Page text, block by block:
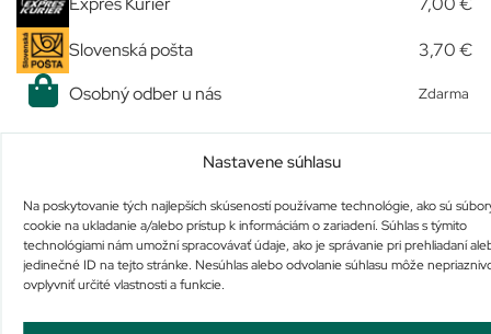
Nastavene súhlasu
Na poskytovanie tých najlepších skúseností používame technológie, ako sú
cookie na ukladanie a/alebo prístup k informáciám o zariadení. Súhlas s týmito
technológiami nám umožní spracovávať údaje, ako je správanie pri prehliadaní
jedinečné ID na tejto stránke. Nesúhlas alebo odvolanie súhlasu môže
ovplyvniť určité vlastnosti a funkcie.
Slovenská pošta
3,70 €
Osobný odber u nás
Zdarma